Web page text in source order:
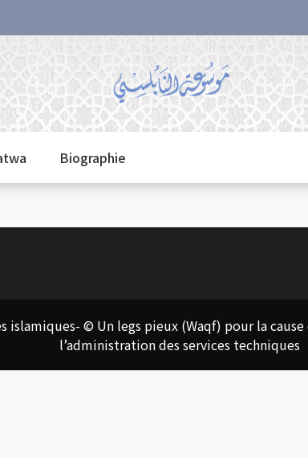
Biographie
islamiques- © Un legs pieux (Waqf) pour la
l’administration des services techniques